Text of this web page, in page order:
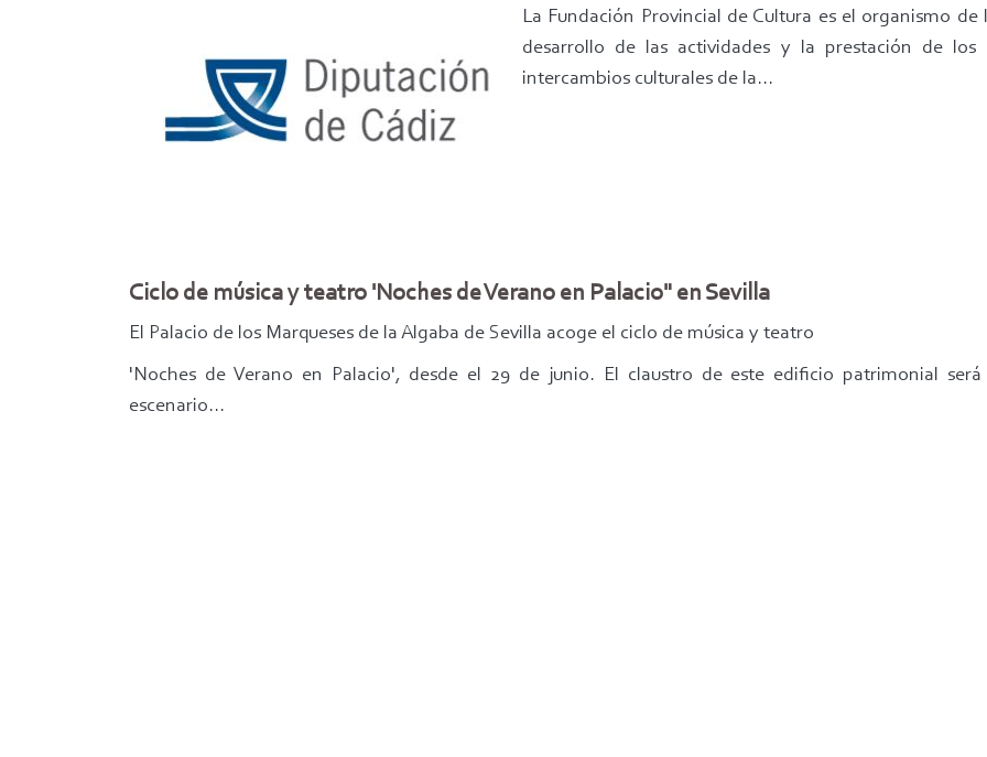
La Fundación Provincial de Cultura es el organismo
desarrollo de las actividades y la prestación de
intercambios culturales de la...
Ciclo de música y teatro 'Noches de Verano en Palacio" en Sevilla
El Palacio de los Marqueses de la Algaba de Sevilla acoge el ciclo de música y teatro
'Noches de Verano en Palacio', desde el 29 de junio. El claustro de este edificio patrimonial será
escenario...